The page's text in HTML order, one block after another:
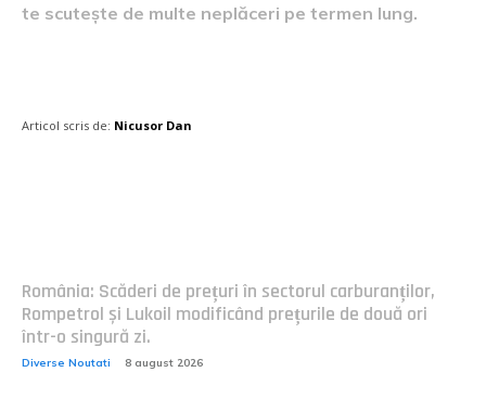
te scutește de multe neplăceri pe termen lung.
Articol scris de: Nicusor Dan
România: Scăderi de prețuri în sectorul carburanților,
Rompetrol și Lukoil modificând prețurile de două ori
într-o singură zi.
Diverse Noutati 8 august 2026